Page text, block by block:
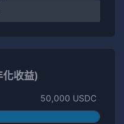
化收益)
50,000 USDC